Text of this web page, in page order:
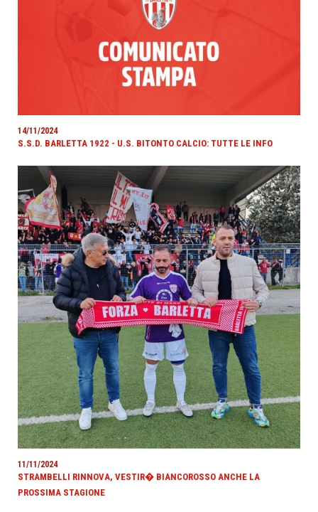
14/11/2024
S.S.D. BARLETTA 1922 - U.S. BITONTO CALCIO: TUTTE LE INFO
11/11/2024
STRAMBELLI RINNOVA, VESTIR� BIANCOROSSO ANCHE LA
PROSSIMA STAGIONE